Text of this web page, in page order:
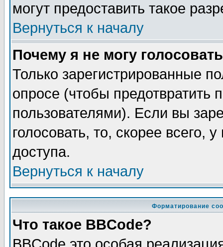
могут предоставить такое
Вернуться к началу
Почему я не могу
Только зарегистрированные
опросе (чтобы предотвратить
пользователями). Если вы
голосовать, то, скорее всего,
доступа.
Вернуться к началу
Форматирование
Что такое BBCode?